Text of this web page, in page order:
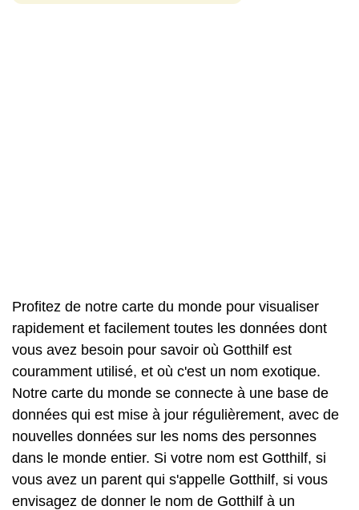
Profitez de notre carte du monde pour visualiser
rapidement et facilement toutes les données dont
vous avez besoin pour savoir où Gotthilf est
couramment utilisé, et où c'est un nom exotique.
Notre carte du monde se connecte à une base de
données qui est mise à jour régulièrement, avec de
nouvelles données sur les noms des personnes
dans le monde entier. Si votre nom est Gotthilf, si
vous avez un parent qui s'appelle Gotthilf, si vous
envisagez de donner le nom de Gotthilf à un